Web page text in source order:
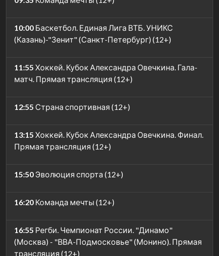
10:00 Баскетбол. Единая Лига ВТБ. УНИКС
(Казань)-"Зенит" (Санкт-Петербург) (12+)
11:55 Хоккей. Кубок Александра Овечкина. Гала-
матч. Прямая трансляция (12+)
12:55 Страна спортивная (12+)
13:15 Хоккей. Кубок Александра Овечкина. Финал.
Прямая трансляция (12+)
15:50 Эволюция спорта (12+)
16:20 Команда мечты (12+)
16:55 Регби. Чемпионат России. "Динамо"
(Москва) - "ВВА-Подмосковье" (Монино). Прямая
трансляция (12+)